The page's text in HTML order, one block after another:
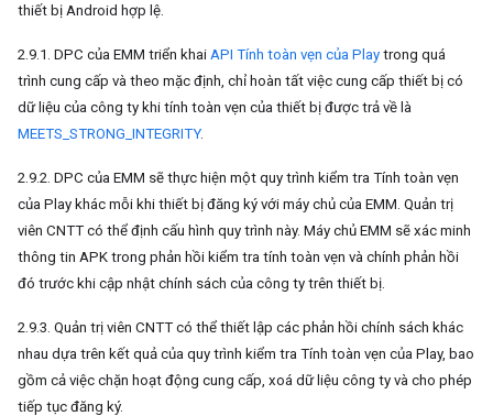
thiết bị Android hợp lệ.
2.9.1. DPC của EMM triển khai API Tính toàn vẹn của Play trong quá
trình cung cấp và theo mặc định, chỉ hoàn tất việc cung cấp thiết bị có
dữ liệu của công ty khi tính toàn vẹn của thiết bị được trả về là
MEETS_STRONG_INTEGRITY.
2.9.2. DPC của EMM sẽ thực hiện một quy trình kiểm tra Tính toàn vẹn
của Play khác mỗi khi thiết bị đăng ký với máy chủ của EMM. Quản trị
viên CNTT có thể định cấu hình quy trình này. Máy chủ EMM sẽ xác minh
thông tin APK trong phản hồi kiểm tra tính toàn vẹn và chính phản hồi
đó trước khi cập nhật chính sách của công ty trên thiết bị.
2.9.3. Quản trị viên CNTT có thể thiết lập các phản hồi chính sách khác
nhau dựa trên kết quả của quy trình kiểm tra Tính toàn vẹn của Play, bao
gồm cả việc chặn hoạt động cung cấp, xoá dữ liệu công ty và cho phép
tiếp tục đăng ký.